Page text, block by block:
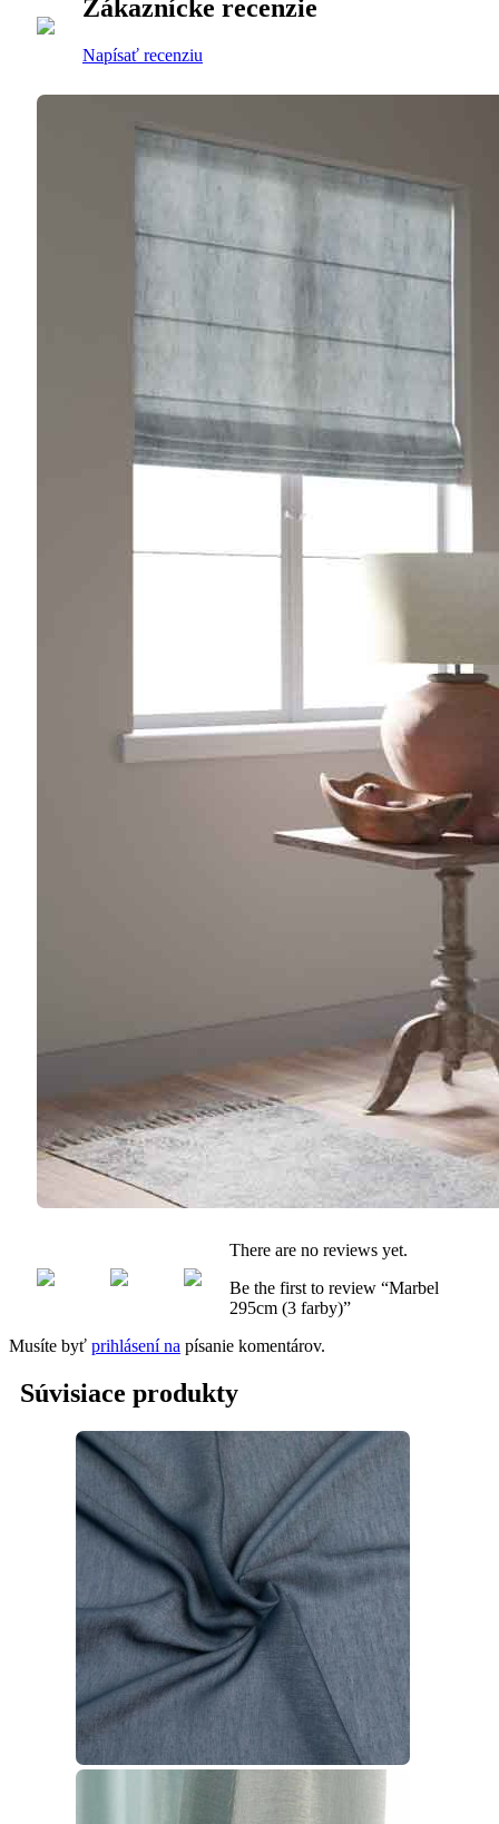
Zákaznícke recenzie
Napísať recenziu
There are no reviews yet.
Be the first to review “Marbel
295cm (3 farby)”
Musíte byť prihlásení na písanie komentárov.
Súvisiace produkty